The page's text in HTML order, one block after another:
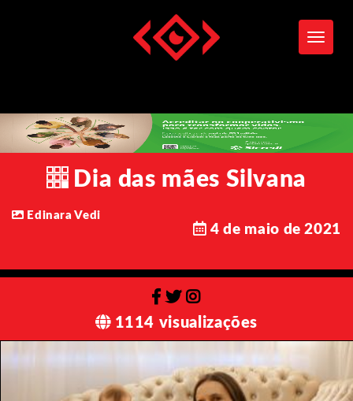
Dia das mães Silvana
Edinara Vedi
4 de maio de 2021
1114 visualizações